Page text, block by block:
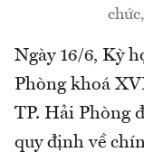
Ngày 16/6, Kỳ
Phòng khoá
TP. Hải Phòng
quy định về